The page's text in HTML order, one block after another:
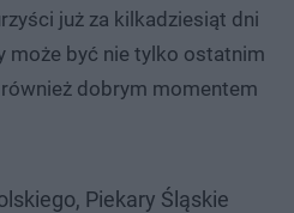
już za kilkadziesiąt dni
może być nie tylko ostatnim
dobrym momentem
Piekary Śląskie